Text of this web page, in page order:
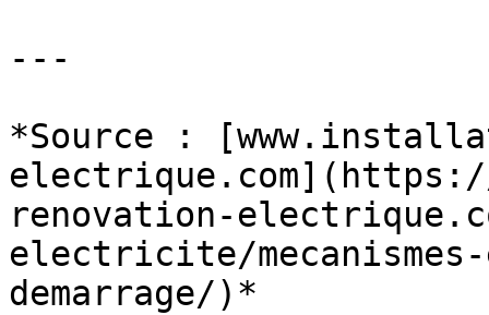
---
*Source :
renovation-
electricite/